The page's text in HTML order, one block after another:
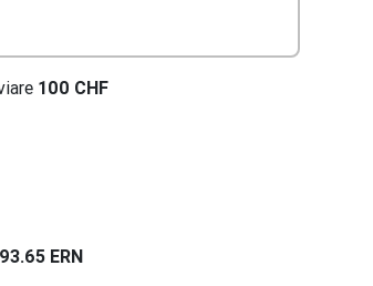
100 CHF
ERN